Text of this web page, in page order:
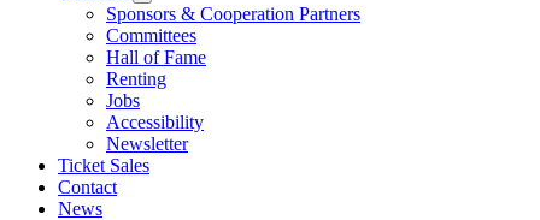
submenu
Sponsors & Cooperation Partners
Committees
Hall of Fame
Renting
Jobs
Accessibility
Newsletter
Ticket Sales
Contact
News